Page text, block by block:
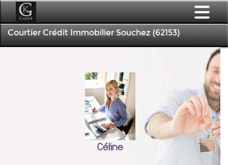
Courtier Crédit Immobilier Souchez (62153)
Céline